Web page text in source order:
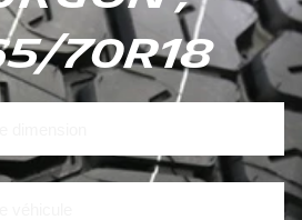
70R18